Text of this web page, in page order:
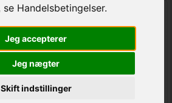
Handelsbetingelser.
Jeg accepterer
Jeg nægter
Skift indstillinger